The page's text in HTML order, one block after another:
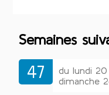
Semaines
47
du lundi
dimanche